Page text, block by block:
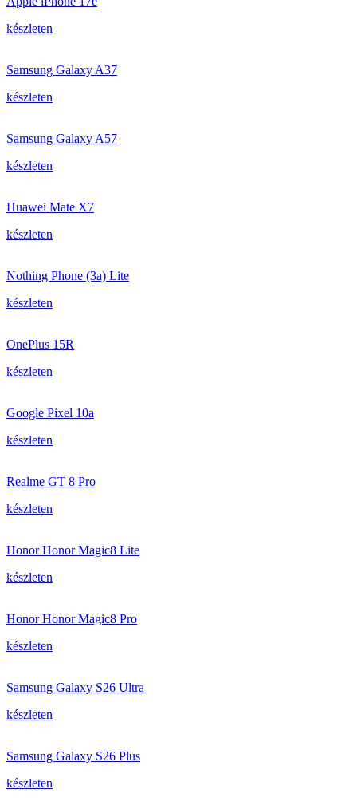
készleten
Samsung Galaxy A37
készleten
Samsung Galaxy A57
készleten
Huawei Mate X7
készleten
Nothing Phone (3a) Lite
készleten
OnePlus 15R
készleten
Google Pixel 10a
készleten
Realme GT 8 Pro
készleten
Honor Honor Magic8 Lite
készleten
Honor Honor Magic8 Pro
készleten
Samsung Galaxy S26 Ultra
készleten
Samsung Galaxy S26 Plus
készleten